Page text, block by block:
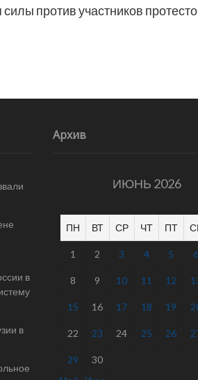
против участников
в
в
Архив
ИЮНЬ 2026
ПН ВТ СР ЧТ ПТ
1 2 3 4 5 6
8 9 10 11 12
15 16 17 18 19
22 23 24 25 26
29
30